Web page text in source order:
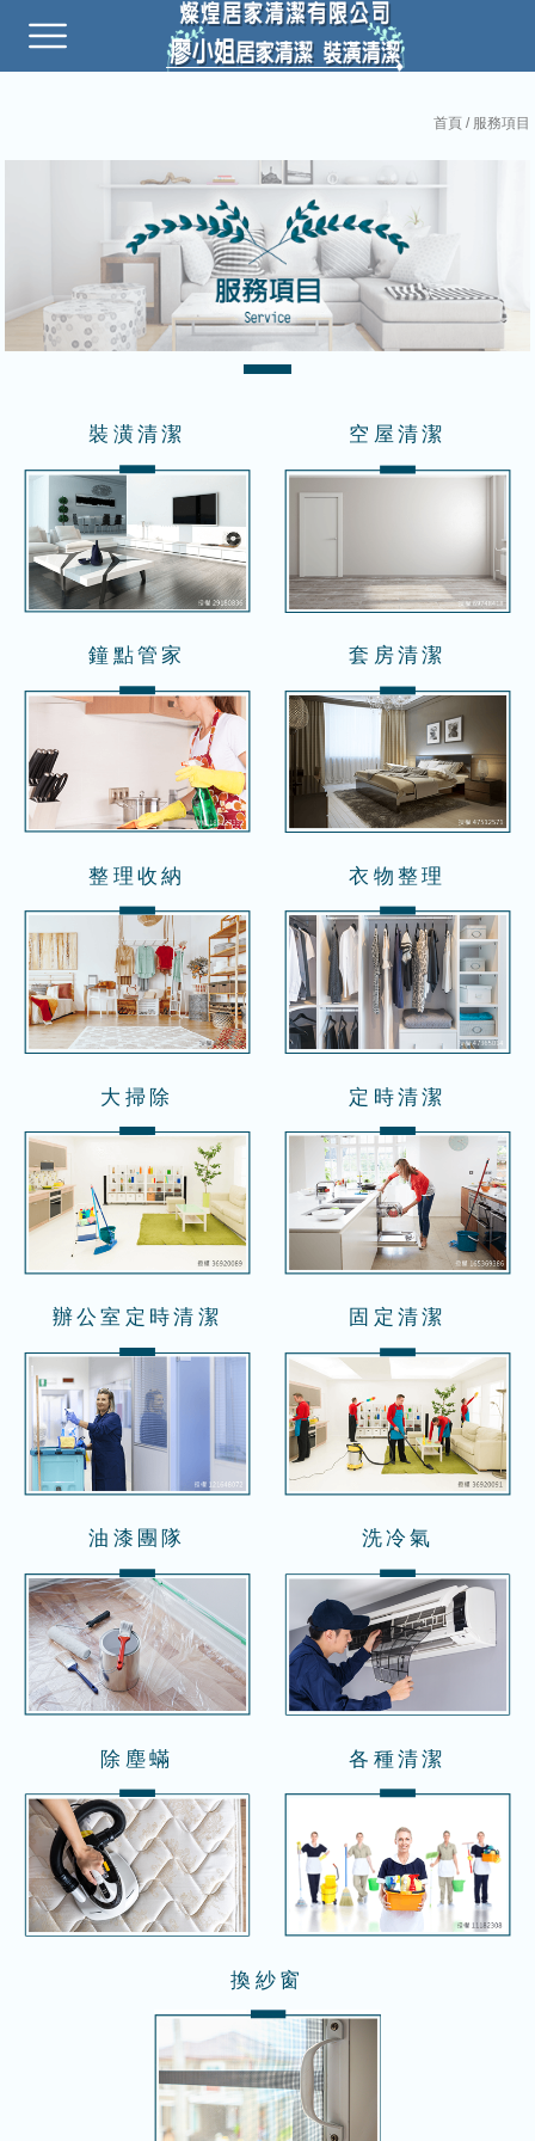
首頁/ 服務項目
裝潢清潔 空屋清潔
鐘點管家 套房清潔
整理收納 衣物整理
大掃除 定時清潔
辦公室定時清潔 固定清潔
油漆團隊 洗冷氣
除塵蟎 各種清潔
換紗窗